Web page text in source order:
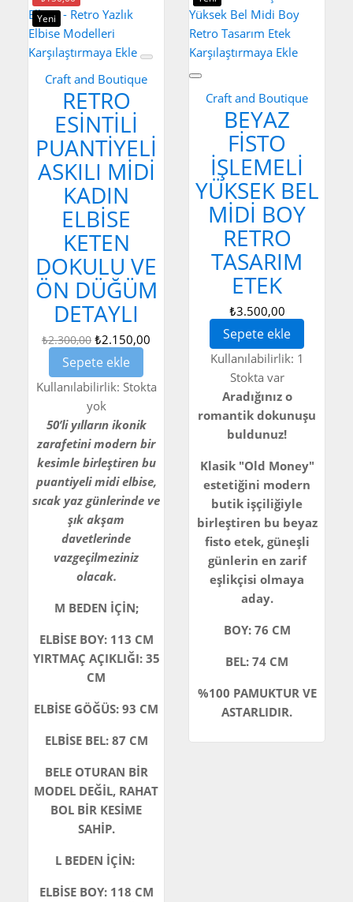
Yeni
Karşılaştırmaya Ekle
Craft and Boutique
RETRO
ESINTILI
PUANTIYELI
ASKILI MIDI
KADIN
ELBISE
KETEN
DOKULU VE
ÖN DÜĞÜM
DETAYLI
₺2.300,00 ₺2.150,00
Sepete ekle
Kullanılabilirlik: Stokta
yok
50’li yılların ikonik
zarafetini modern bir
kesimle birleştiren bu
puantiyeli midi elbise,
sıcak yaz günlerinde ve
şık akşam
davetlerinde
vazgeçilmeziniz
olacak.
M BEDEN İÇİN;
ELBİSE BOY: 113 CM
YIRTMAÇ AÇIKLIĞI: 35
CM
ELBİSE GÖĞÜS: 93 CM
ELBİSE BEL: 87 CM
BELE OTURAN BİR
MODEL DEĞİL, RAHAT
BOL BİR KESİME
SAHİP.
L BEDEN İÇİN:
ELBİSE BOY: 118 CM
Karşılaştırmaya Ekle
Craft and Boutique
BEYAZ
FISTO
İŞLEMELI
YÜKSEK BEL
MIDI BOY
RETRO
TASARIM
ETEK
₺3.500,00
Sepete ekle
Kullanılabilirlik: 1
Stokta var
Aradığınız o
romantik dokunuşu
buldunuz!
Klasik "Old Money"
estetiğini modern
butik işçiliğiyle
birleştiren bu beyaz
fisto etek, güneşli
günlerin en zarif
eşlikçisi olmaya
aday.
BOY: 76 CM
BEL: 74 CM
%100 PAMUKTUR VE
ASTARLIDIR.